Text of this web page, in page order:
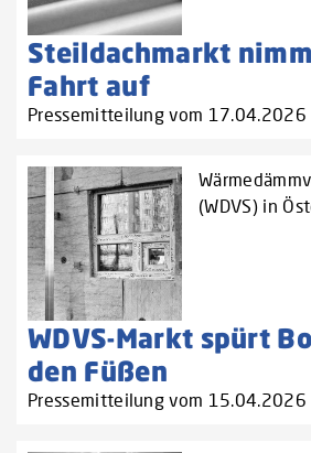
Steildachmarkt
Fahrt auf
Pressemitteilung vom 17.04.2026
(WDVS) in
WDVS-Markt spürt
den Füßen
Pressemitteilung vom 15.04.2026